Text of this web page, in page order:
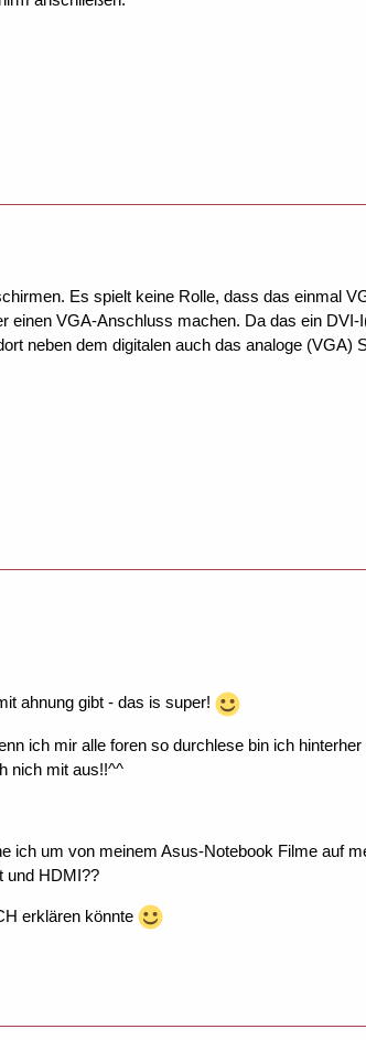
Es spielt keine Rolle, dass das einmal
einen VGA-Anschluss machen. Da das ein
neben dem digitalen auch das analoge (VGA)
ahnung gibt - das is super!
ich mir alle foren so durchlese bin ich
nich mit aus!!^^
ich um von meinem Asus-Notebook Filme auf
und HDMI??
erklären könnte